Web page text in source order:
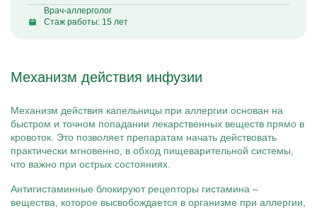
Врач-аллерголог
Стаж работы: 15 лет
Механизм действия инфузии
Механизм действия капельницы при аллергии основан на
быстром и точном попадании лекарственных веществ прямо в
кровоток. Это позволяет препаратам начать действовать
практически мгновенно, в обход пищеварительной системы,
что важно при острых состояниях.
Антигистаминные блокируют рецепторы гистамина –
вещества, которое высвобождается в организме при аллергии,